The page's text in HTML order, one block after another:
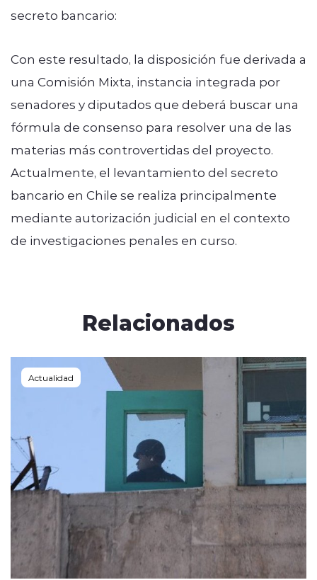
secreto bancario:
Con este resultado, la disposición fue derivada a
una Comisión Mixta, instancia integrada por
senadores y diputados que deberá buscar una
fórmula de consenso para resolver una de las
materias más controvertidas del proyecto.
Actualmente, el levantamiento del secreto
bancario en Chile se realiza principalmente
mediante autorización judicial en el contexto
de investigaciones penales en curso.
Relacionados
Actualidad